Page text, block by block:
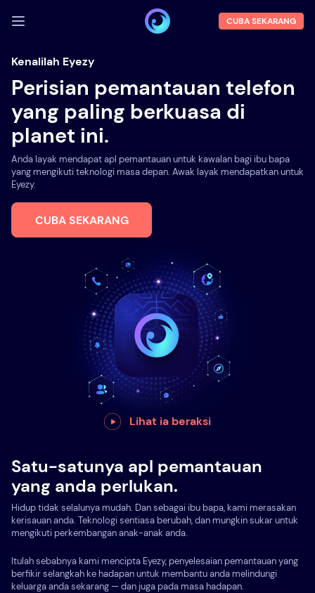
LOG MASUK
Demo
Ciri-ciri
Tentang kami
Blog
CUBA SEKARANG
Kenalilah Eyezy
Perisian pemantauan telefon
yang paling berkuasa di
planet ini.
Anda layak mendapat apl pemantauan untuk kawalan bagi ibu bapa
yang mengikuti teknologi masa depan. Awak layak mendapatkan untuk
Eyezy.
CUBA SEKARANG
Lihat ia beraksi
Satu-satunya apl pemantauan
yang anda perlukan.
Hidup tidak selalunya mudah. Dan sebagai ibu bapa, kami merasakan
kerisauan anda. Teknologi sentiasa berubah, dan mungkin sukar untuk
mengikuti perkembangan anak-anak anda.
Itulah sebabnya kami mencipta Eyezy, penyelesaian pemantauan yang
berfikir selangkah ke hadapan untuk membantu anda melindungi
keluarga anda sekarang — dan juga pada masa hadapan.